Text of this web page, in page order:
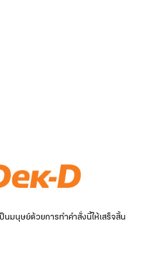
นมนุษย์ด้วยการทำคำสั่งนี้ให้เสร็จสิ้น